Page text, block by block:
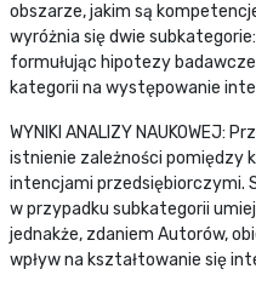
obszarze, jakim są
wyróżnia się dwie
formułując hipotezy
kategorii na występowanie
WYNIKI ANALIZY NAUKOWEJ:
istnienie zależności pomiędzy
intencjami przedsiębiorczymi.
w przypadku subkategorii
jednakże, zdaniem Autorów,
wpływ na kształtowanie się